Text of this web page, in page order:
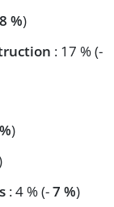
%)
: 17 % (-
)
: 4 % (-7 %)